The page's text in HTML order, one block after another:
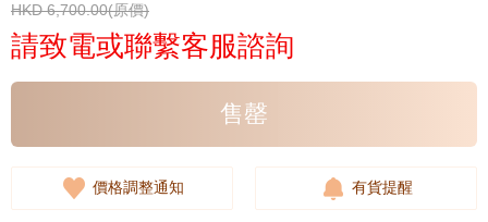
HKD 6,700.00(原價)
請致電或聯繫客服諮詢
售罄
價格調整通知 有貨提醒